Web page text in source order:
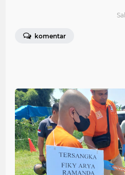
komentar